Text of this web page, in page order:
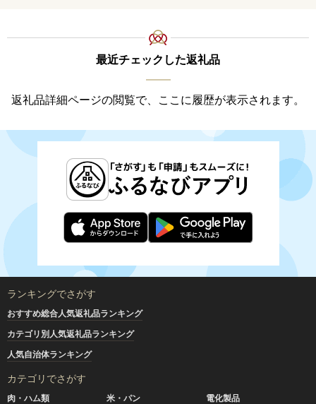
最近チェックした返礼品
返礼品詳細ページの閲覧で、ここに履歴が表示されます。
ランキングでさがす
おすすめ総合人気返礼品ランキング
カテゴリ別人気返礼品ランキング
人気自治体ランキング
カテゴリでさがす
肉・ハム類 米・パン
電化製品